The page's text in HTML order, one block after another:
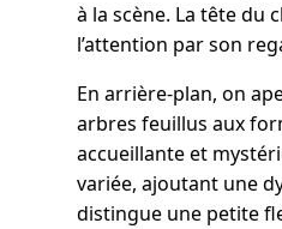
à la scène. La tête du
l’attention par son
En arrière-plan, on
arbres feuillus aux
accueillante et
variée, ajoutant une
distingue une petite